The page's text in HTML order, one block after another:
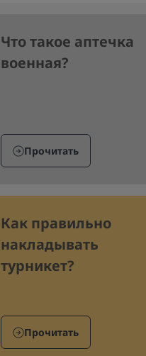
Что такое аптечка
военная?
Прочитать
Как правильно
накладывать
турникет?
Прочитать